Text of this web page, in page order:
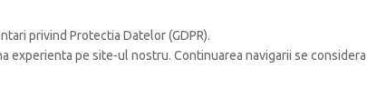
privind Protectia Datelor (GDPR).
experienta pe site-ul nostru. Continuarea navigarii se considera